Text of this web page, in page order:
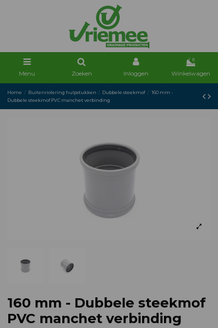
Menu Zoeken Inloggen
0
Winkelwagen
Home Buitenriolering hulpstukken Dubbele steekmof
160 mm -
Dubbele steekmof PVC manchet verbinding
160 mm - Dubbele steekmof
PVC manchet verbinding